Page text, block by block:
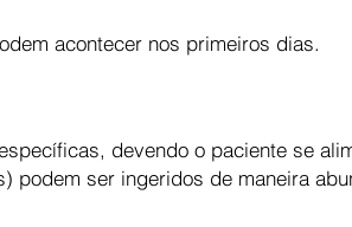
acontecer nos primeiros dias.
devendo o paciente se
podem ser ingeridos de maneira